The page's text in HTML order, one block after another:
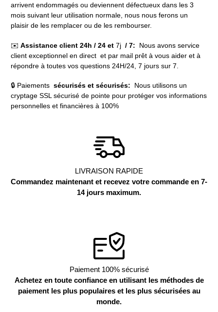
arrivent endommagés ou deviennent défectueux dans les 3
mois suivant leur utilisation normale, nous nous ferons un
plaisir de les remplacer ou de les rembourser.
✉️ Assistance client 24h / 24 et 7j / 7:
Nous avons service
client exceptionnel en direct et par mail prêt à vous aider et à
répondre à toutes vos questions 24H/24, 7 jours sur 7.
🔒 Paiements sécurisés et sécurisés: Nous utilisons un
cryptage SSL sécurisé de pointe pour protéger vos informations
personnelles et financières à 100%
LIVRAISON RAPIDE
Commandez maintenant et recevez votre commande en 7-
14 jours maximum.
Paiement 100% sécurisé
Achetez en toute confiance en utilisant les méthodes de
paiement les plus populaires et les plus sécurisées au
monde.